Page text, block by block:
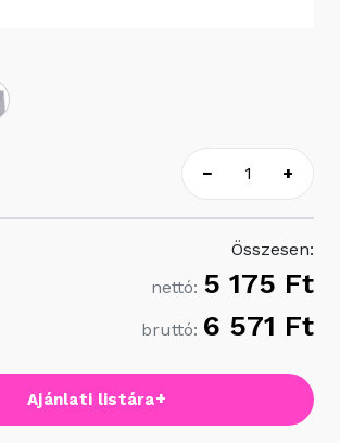
− +
Összesen:
nettó: 5 175 Ft
bruttó: 6 571 Ft
Ajánlati listára+